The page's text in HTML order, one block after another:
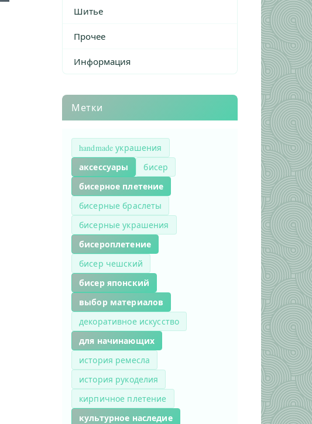
Шитье
Прочее
Информация
Метки
handmade украшения
аксессуары бисер
бисерное плетение
бисерные браслеты
бисерные украшения
бисероплетение
бисер чешский
бисер японский
выбор материалов
декоративное искусство
для начинающих
история ремесла
история рукоделия
кирпичное плетение
культурное наследие